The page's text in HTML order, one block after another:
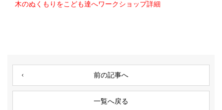
木のぬくもりをこども達へワークショップ詳細
前の記事へ
一覧へ戻る